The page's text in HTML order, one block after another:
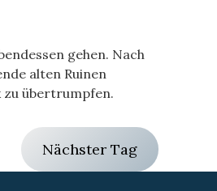
gehen. Nach
alten Ruinen
zu übertrumpfen.
Nächster Tag